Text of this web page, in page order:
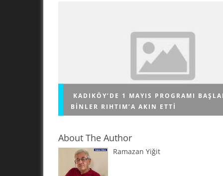
KADIKÖY’DE 1 MAYIS PROGRAMI
BINLER RIHTIM’A AKIN ETTI
Çalışan, üreten, emeğinin karşılığını almak
About The Author
Ramazan Yiğit